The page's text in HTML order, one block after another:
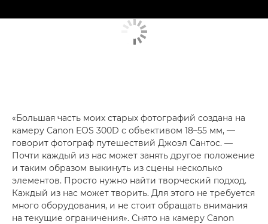
«Большая часть моих старых фотографий создана на
камеру Canon EOS 300D с объективом 18–55 мм, —
говорит фотограф путешествий Джоэл Сантос. —
Почти каждый из нас может занять другое положение
и таким образом выкинуть из сцены несколько
элементов. Просто нужно найти творческий подход.
Каждый из нас может творить. Для этого не требуется
много оборудования, и не стоит обращать внимания
на текущие ограничения». Снято на камеру Canon